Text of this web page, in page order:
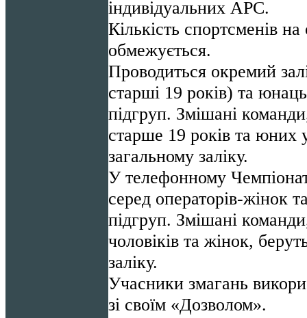
індивідуальних АРС.
Кількість спортсменів
обмежується.
Проводиться окремий
старші 19 років) та
підгруп. Змішані
старше 19 років та юних
загальному заліку.
У телефонному
серед операторів-жінок
підгруп. Змішані
чоловіків та жінок,
заліку.
Учасники змагань
зі своїм «Дозволом».